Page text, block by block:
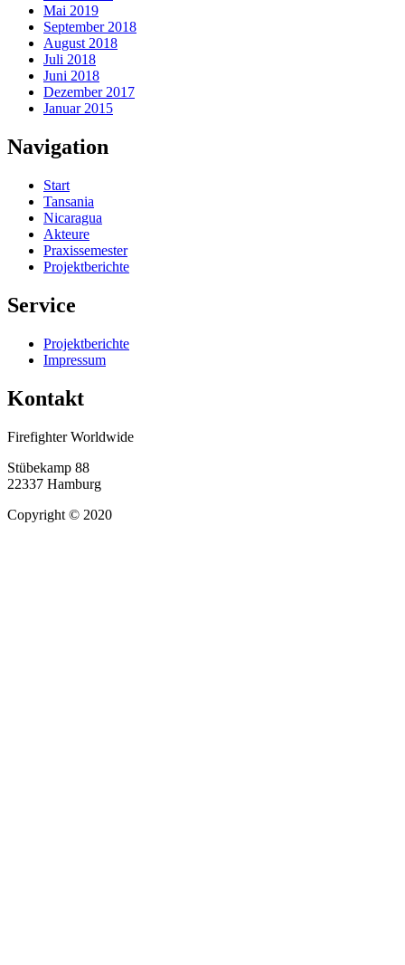
Mai 2019
September 2018
August 2018
Juli 2018
Juni 2018
Dezember 2017
Januar 2015
Navigation
Start
Tansania
Nicaragua
Akteure
Praxissemester
Projektberichte
Service
Projektberichte
Impressum
Kontakt
Firefighter Worldwide
Stübekamp 88
22337 Hamburg
Copyright © 2020